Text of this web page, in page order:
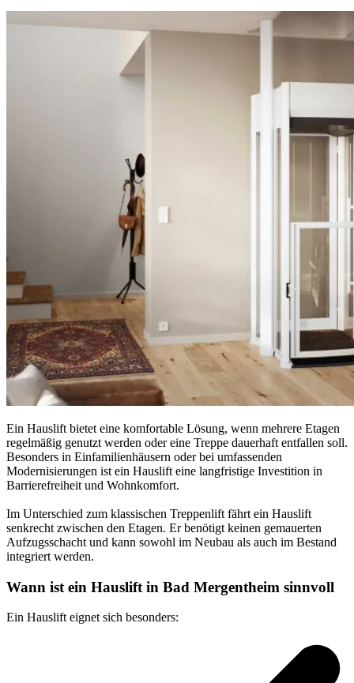
Ein Hauslift bietet eine komfortable Lösung, wenn mehrere Etagen
regelmäßig genutzt werden oder eine Treppe dauerhaft entfallen soll.
Besonders in Einfamilienhäusern oder bei umfassenden
Modernisierungen ist ein Hauslift eine langfristige Investition in
Barrierefreiheit und Wohnkomfort.
Im Unterschied zum klassischen Treppenlift fährt ein Hauslift
senkrecht zwischen den Etagen. Er benötigt keinen gemauerten
Aufzugsschacht und kann sowohl im Neubau als auch im Bestand
integriert werden.
Wann ist ein Hauslift in Bad Mergentheim sinnvoll
Ein Hauslift eignet sich besonders: